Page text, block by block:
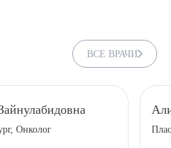
ОНЛАЙН
ВСЕ ВРАЧИ
Онколог